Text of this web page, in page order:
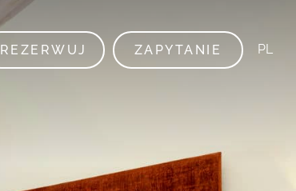
REZERWUJ ZAPYTANIE PL